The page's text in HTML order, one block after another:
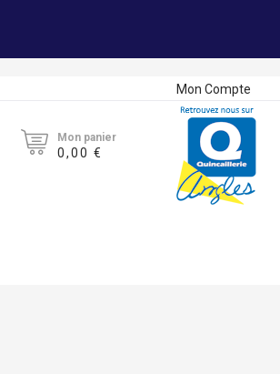
Mon Compte
Mon panier
0,00 €